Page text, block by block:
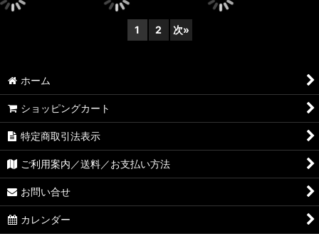
1 2 次»
ホーム
ショッピングカート
特定商取引法表示
ご利用案内／送料／お支払い方法
お問い合せ
カレンダー